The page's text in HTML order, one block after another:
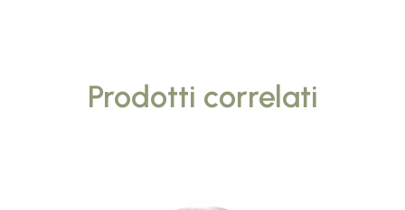
Prodotti correlati